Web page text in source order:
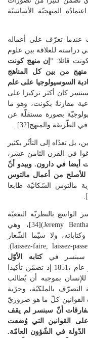
المنهجيّة الأساسيّة
عندما تعرّف على أعماله
دراسته للعلاقة بين علوم
قائلا: “إن منهج كونت
من بين كل المناهج
السوسيولوجيا على علم
سبنسر كان أكثر تركيزا على
مقارنةً بكونت، وهو ما
بصورة مستقلّة عن
والمنهج[32].
بل تعدّاه إلى التأثّر بكثير
في القرن الثامن عشر،
أيضا في دارون. ويبدو أنّ
للأصلح من أعمال مالتوس
مالتوس السّكانيّة طابعا
بالنظريّة النفعيّة
(Utiltarianism Theory) لجيرمي بينتام (Jeremy Bentham)[34]، وهي
ولا سيّما الشّعار
الليبراليّ الشّهير: (دعه يعمل، دعه يمرّ) (laissez-faire, laissez-passer).
سبنسر فيكتابه الأوّل
الاجتماعي” (Social Statics) الصّادر عام ،1851 إذ تضمّن تأكيدا
بموجبه أن يُطالب
التصرّف بالملكيّة، وحرّية
القوانين كلّ ما هو ضروريّ
أنّ سبنسر لم يقف
القوانين التي وُضعت
في الشّؤون العامّة.